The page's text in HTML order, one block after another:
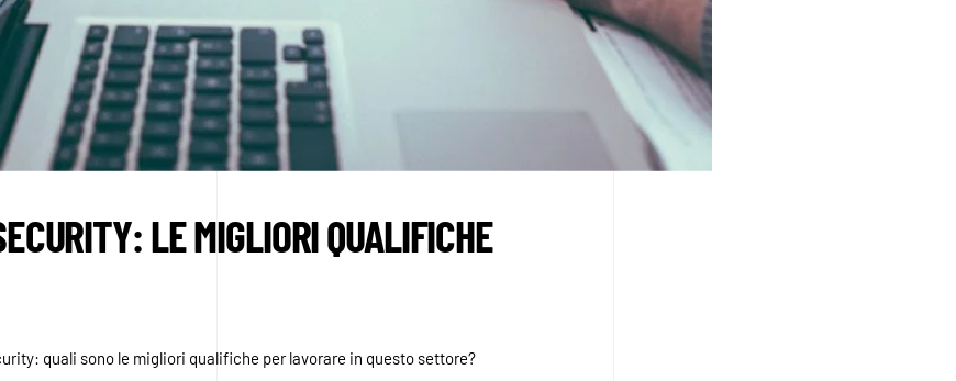
LE MIGLIORI QUALIFICHE
quali sono le migliori qualifiche per lavorare in questo settore?